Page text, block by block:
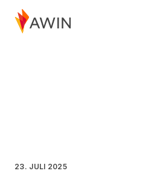
23. JULI 2025